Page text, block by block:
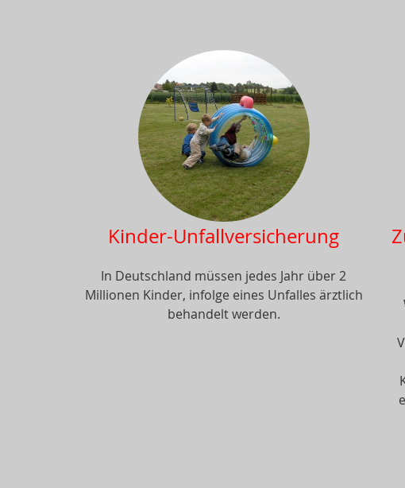
Kinder-Unfallversicherung
In Deutschland müssen jedes Jahr über 2
Millionen Kinder, infolge eines Unfalles ärztlich
behandelt werden.